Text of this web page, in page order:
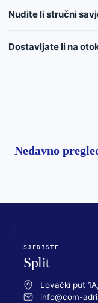
Nudite li stručni
Dostavljate li na
Nedavno
SJEDIŠTE
Split
Lovački put
info@com-